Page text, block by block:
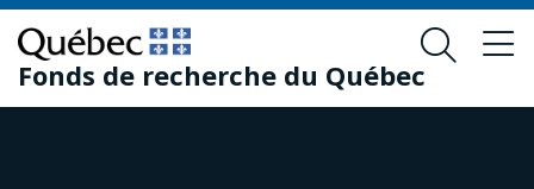
Passer
au
contenu
principal
Passer
au
pied
de
Fonds de recherche du Québec